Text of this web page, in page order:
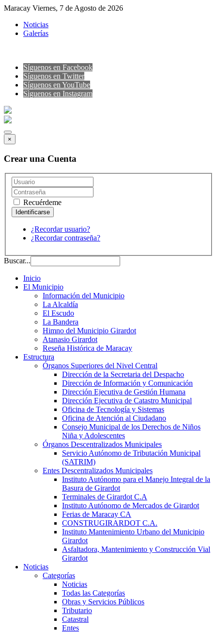
Maracay Viernes, 7 de Agosto de 2026
Noticias
Galerías
Síguenos en Facebook
Síguenos en Twitter
Síguenos en YouTube
Sìguenos en Instagram
×
Crear una Cuenta
Recuérdeme
¿Recordar usuario?
¿Recordar contraseña?
Buscar...
Inicio
El Municipio
Información del Municipio
La Alcaldía
El Escudo
La Bandera
Himno del Municipio Girardot
Atanasio Girardot
Reseña Histórica de Maracay
Estructura
Órganos Superiores del Nivel Central
Dirección de la Secretaria del Despacho
Dirección de Información y Comunicación
Dirección Ejecutiva de Gestión Humana
Dirección Ejecutiva de Catastro Municipal
Oficina de Tecnología y Sistemas
Oficina de Atención al Ciudadano
Consejo Municipal de los Derechos de Niños
Niña y Adolescentes
Órganos Descentralizados Municipales
Servicio Autónomo de Tributación Municipal
(SATRIM)
Entes Descentralizados Municipales
Instituto Autónomo para el Manejo Integral de la
Basura de Girardot
Terminales de Girardot C.A
Instituto Autónomo de Mercados de Girardot
Ferias de Maracay CA
CONSTRUGIRARDOT C.A.
Instituto Mantenimiento Urbano del Municipio
Girardot
Asfaltadora, Mantenimiento y Construcción Vial
Girardot
Noticias
Categorías
Noticias
Todas las Categorías
Obras y Servicios Públicos
Tributario
Catastral
Entes